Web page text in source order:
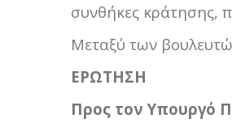
συνθήκες κράτησης,
Μεταξύ των
ΕΡΩΤΗΣΗ
Προς τον Υπουργό